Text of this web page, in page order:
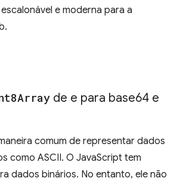
e moderna para a
de e para base64 e
comum de representar dados
como ASCII. O JavaScript tem
dados binários. No entanto, ele não